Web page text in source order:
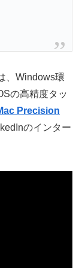
、Windows環
の高精度タッ
Precision
のインター